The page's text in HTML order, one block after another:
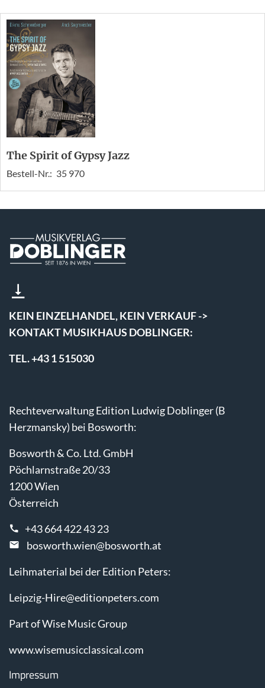
The Spirit of Gypsy Jazz
Bestell-Nr.: 35 970
KEIN EINZELHANDEL, KEIN VERKAUF ->
KONTAKT MUSIKHAUS DOBLINGER:
TEL. +43 1 515030
Rechteverwaltung Edition Ludwig Doblinger (B
Herzmansky) bei Bosworth:
Bosworth & Co. Ltd. GmbH
Pöchlarnstraße 20/33
1200 Wien
Österreich
+43 664 422 43 23
bosworth.wien@bosworth.at
Leihmaterial bei der Edition Peters:
Leipzig-Hire@editionpeters.com
Part of Wise Music Group
www.wisemusicclassical.com
Impressum